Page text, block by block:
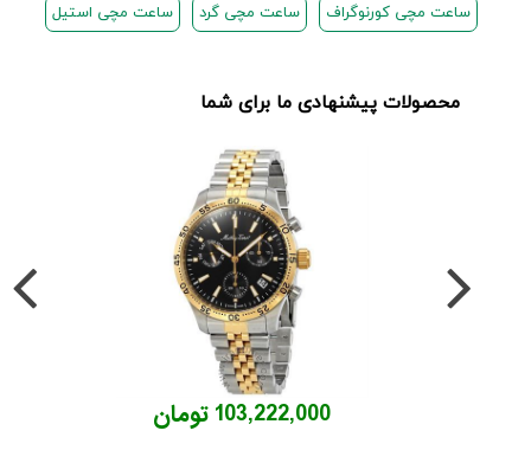
ساعت مچی کورنوگراف ساعت مچی گرد ساعت مچی استیل
محصولات پیشنهادی ما برای شما
103,222,000 تومان